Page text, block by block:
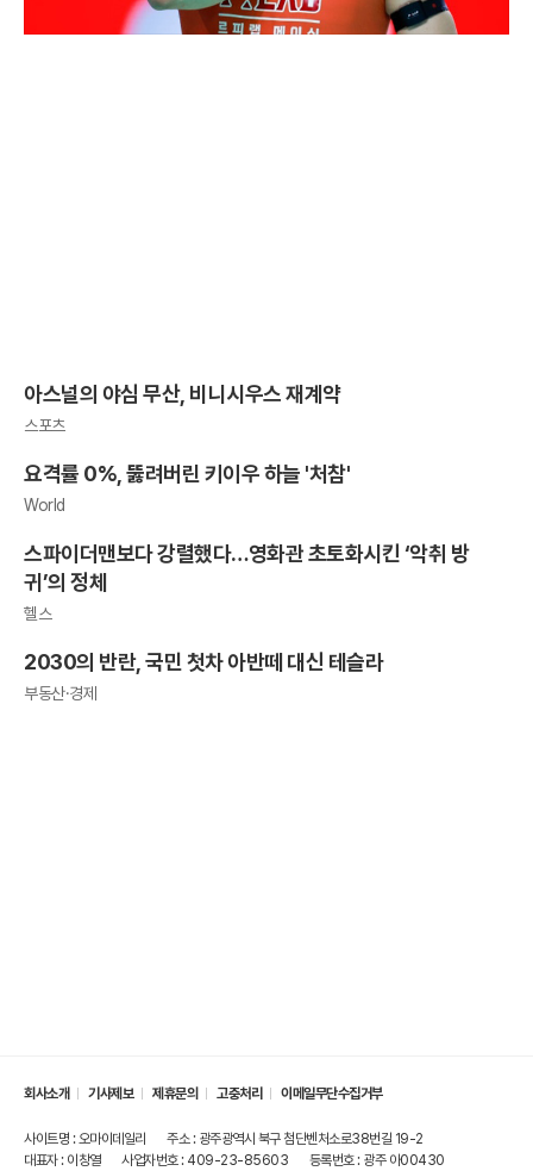
아스널의 야심 무산, 비니시우스 재계약
스포츠
요격률 0%, 뚫려버린 키이우 하늘 '처참'
World
스파이더맨보다 강렬했다…영화관 초토화시킨 ‘악취 방
귀’의 정체
헬스
2030의 반란, 국민 첫차 아반떼 대신 테슬라
부동산·경제
회사소개 기사제보 제휴문의 고충처리 이메일무단수집거부
사이트명 : 오마이데일리
주소 : 광주광역시 북구 첨단벤처소로38번길 19-2
대표자 : 이창열
사업자번호 : 409-23-85603 등록번호 : 광주 아00430